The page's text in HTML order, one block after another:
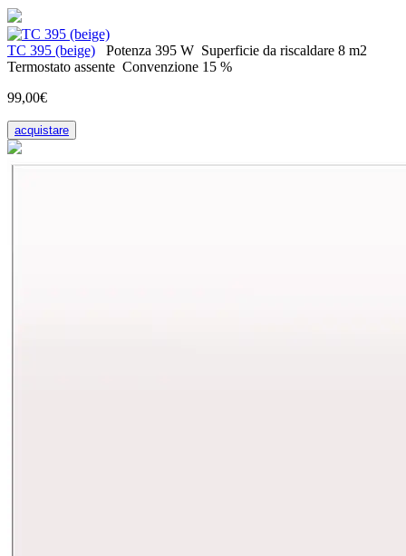
ТС 395 (beige) Potenza 395 W Superficie da riscaldare 8 m2
Termostato assente Convenzione 15 %
99,00€
acquistare